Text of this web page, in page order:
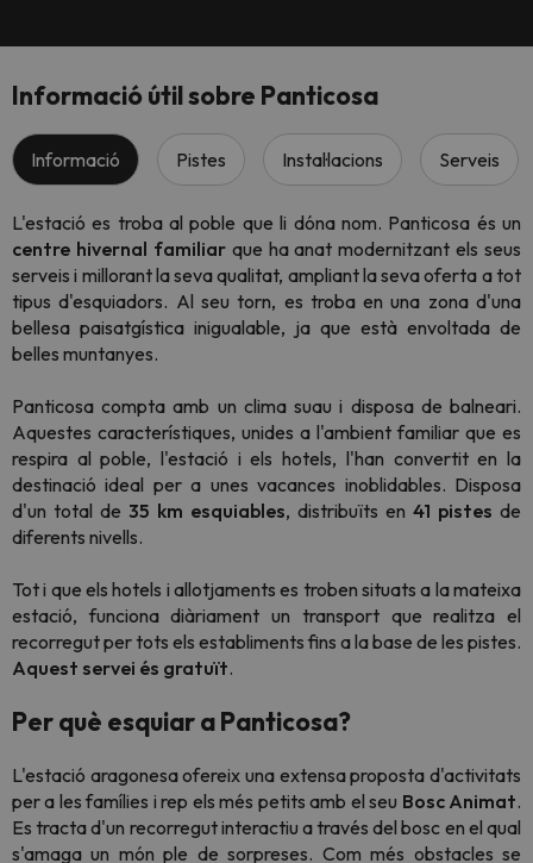
Informació útil sobre Panticosa
Informació Pistes Instal·lacions Serveis
L'estació es troba al poble que li dóna nom. Panticosa és un
centre hivernal familiarque ha anat modernitzant els seus
serveis i millorant la seva qualitat, ampliant la seva oferta a tot
tipus d'esquiadors. Al seu torn, es troba en una zona d'una
bellesa paisatgística inigualable, ja que està envoltada de
belles muntanyes.
Panticosa compta amb un clima suau i disposa de balneari.
Aquestes característiques, unides a l'ambient familiar que es
respira al poble, l'estació i els hotels, l'han convertit en la
destinació ideal per a unes vacances inoblidables. Disposa
d'un total de 35 km esquiables, distribuïts en 41 pistes de
diferents nivells.
Tot i que els hotels i allotjaments es troben situats a la mateixa
estació, funciona diàriament un transport que realitza el
recorregut per tots els establiments fins a la base de les pistes.
Aquest servei és gratuït.
Per què esquiar a Panticosa?
L'estació aragonesa ofereix una extensa proposta d'activitats
per a les famílies i rep els més petits amb el seu Bosc Animat.
Es tracta d'un recorregut interactiu a través del bosc en el qual
s'amaga un món ple de sorpreses. Com més obstacles se